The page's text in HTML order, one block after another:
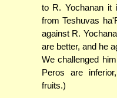
to R. Yochanan it
from Teshuvas
against R.
are better, and he
We challenged
Peros are
fruits.)